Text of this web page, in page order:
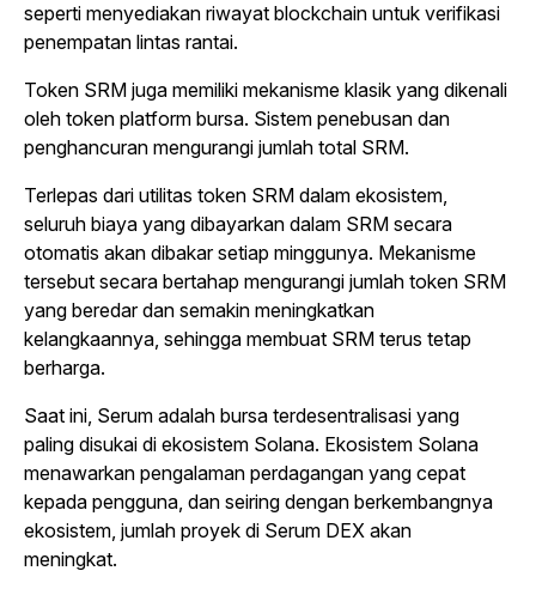
seperti menyediakan riwayat blockchain untuk verifikasi
penempatan lintas rantai.
Token SRM juga memiliki mekanisme klasik yang dikenali
oleh token platform bursa. Sistem penebusan dan
penghancuran mengurangi jumlah total SRM.
Terlepas dari utilitas token SRM dalam ekosistem,
seluruh biaya yang dibayarkan dalam SRM secara
otomatis akan dibakar setiap minggunya. Mekanisme
tersebut secara bertahap mengurangi jumlah token SRM
yang beredar dan semakin meningkatkan
kelangkaannya, sehingga membuat SRM terus tetap
berharga.
Saat ini, Serum adalah bursa terdesentralisasi yang
paling disukai di ekosistem Solana. Ekosistem Solana
menawarkan pengalaman perdagangan yang cepat
kepada pengguna, dan seiring dengan berkembangnya
ekosistem, jumlah proyek di Serum DEX akan
meningkat.